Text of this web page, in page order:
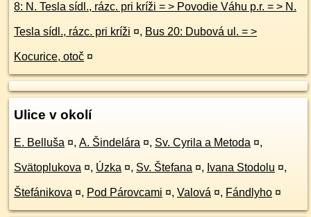
8: N. Tesla sídl., rázc. pri kríži = > Povodie Váhu p.r. = > N.
Tesla sídl., rázc. pri kríži ¤, Bus 20: Dubová ul. = >
Kocurice, otoč ¤
Ulice v okolí
E. Belluša ¤, A. Šindelára ¤, Sv. Cyrila a Metoda ¤,
Svätoplukova ¤, Úzka ¤, Sv. Štefana ¤, Ivana Stodolu ¤,
Štefánikova ¤, Pod Párovcami ¤, Valová ¤, Fándlyho ¤